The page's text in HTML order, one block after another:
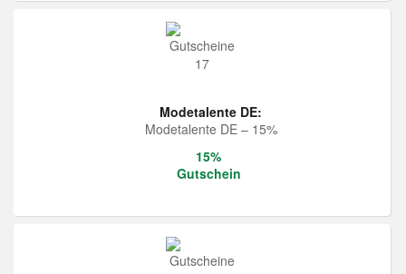
Modetalente DE:
Modetalente DE – 15%
15%
Gutschein